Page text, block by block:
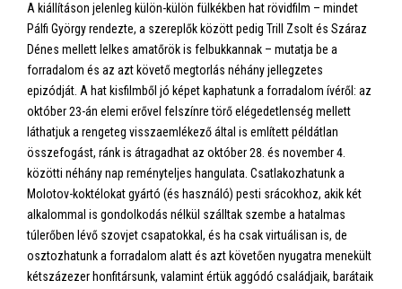
A kiállításon jelenleg külön-külön fülkékben hat rövidfilm – mindet
Pálfi György rendezte, a szereplők között pedig Trill Zsolt és Száraz
Dénes mellett lelkes amatőrök is felbukkannak – mutatja be a
forradalom és az azt követő megtorlás néhány jellegzetes
epizódját. A hat kisfilmből jó képet kaphatunk a forradalom ívéről: az
október 23-án elemi erővel felszínre törő elégedetlenség mellett
láthatjuk a rengeteg visszaemlékező által is említett példátlan
összefogást, ránk is átragadhat az október 28. és november 4.
közötti néhány nap reményteljes hangulata. Csatlakozhatunk a
Molotov-koktélokat gyártó (és használó) pesti srácokhoz, akik két
alkalommal is gondolkodás nélkül szálltak szembe a hatalmas
túlerőben lévő szovjet csapatokkal, és ha csak virtuálisan is, de
osztozhatunk a forradalom alatt és azt követően nyugatra menekült
kétszázezer honfitársunk, valamint értük aggódó családjaik, barátaik